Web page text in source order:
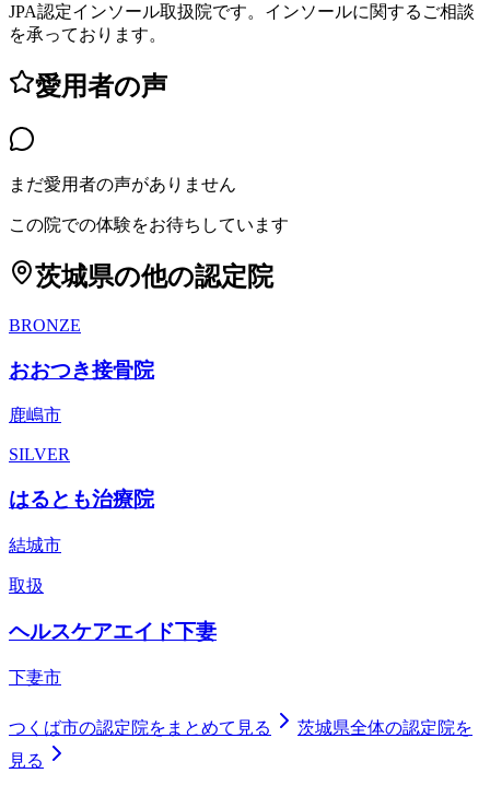
JPA認定インソール取扱院です。インソールに関するご相談
を承っております。
愛用者の声
まだ愛用者の声がありません
この院での体験をお待ちしています
茨城県の他の認定院
BRONZE
おおつき接骨院
鹿嶋市
SILVER
はるとも治療院
結城市
取扱
ヘルスケアエイド下妻
下妻市
つくば市の認定院をまとめて見る 茨城県全体の認定院を
見る